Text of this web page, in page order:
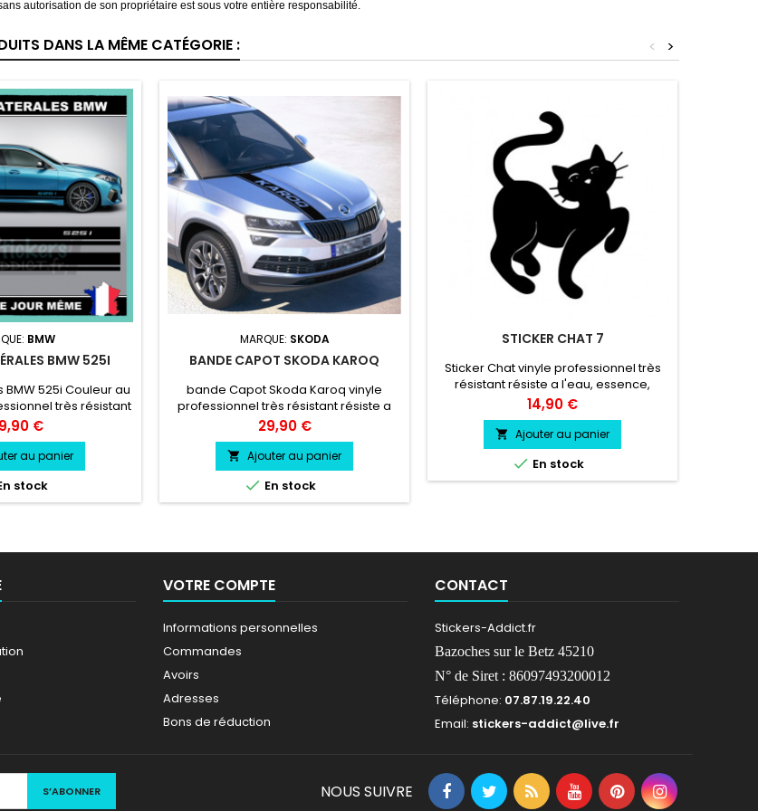
autorisation de son propriétaire est sous votre entière responsabilité.
DANS LA MÊME CATÉGORIE : >
<
BMW
BMW 525I
525i Couleur au
très résistant
€
au panier
stock
MARQUE: SKODA
BANDE CAPOT SKODA KAROQ
bande Capot Skoda Karoq vinyle
professionnel très résistant résiste a
l'eau, essence, chaleur, froid.
Prix
29,90 €
 Ajouter au panier
 En stock
STICKER CHAT 7
Sticker Chat vinyle professionnel très
résistant résiste a l'eau, essence,
chaleur, froid.Duré de vie entre 3 et 5
ans environs Largeur 30 cm/ Hauteur
40 cm Pose facile livré directement sur
papier transfert
Prix
14,90 €
 Ajouter au panier
 En stock
VOTRE COMPTE
Informations personnelles
Commandes
Avoirs
Adresses
Bons de réduction
CONTACT
Stickers-Addict.fr
Bazoches sur le Betz 45210
N° de Siret : 86097493200012
Téléphone: 07.87.19.22.40
Email: stickers-addict@live.fr
NOUS SUIVRE